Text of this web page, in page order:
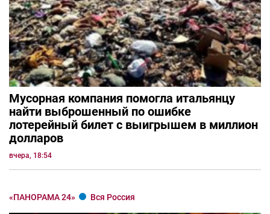
Мусорная компания помогла итальянцу
найти выброшенный по ошибке
лотерейный билет с выигрышем в миллион
долларов
вчера, 18:54
«ПАНОРАМА 24» Вся Россия